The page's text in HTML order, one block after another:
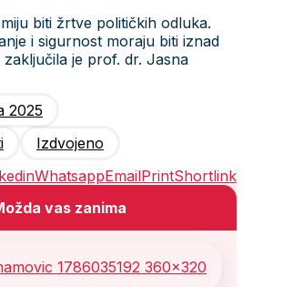
biti žrtve političkih odluka.
i sigurnost moraju biti iznad
zaključila je prof. dr. Jasna
2025
Izdvojeno
WhatsappEmailPrintShortlink
vas zanima